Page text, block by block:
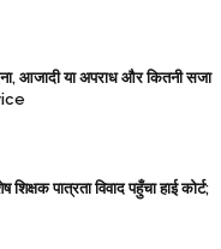
आजादी या अपराध और कितनी सजा
पात्रता विवाद पहुँचा हाई कोर्ट;